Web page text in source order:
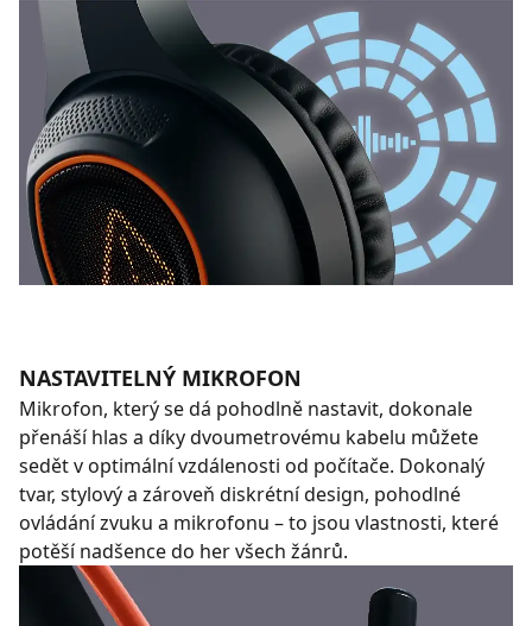
NASTAVITELNÝ MIKROFON
Mikrofon, který se dá pohodlně nastavit, dokonale
přenáší hlas a díky dvoumetrovému kabelu můžete
sedět v optimální vzdálenosti od počítače. Dokonalý
tvar, stylový a zároveň diskrétní design, pohodlné
ovládání zvuku a mikrofonu – to jsou vlastnosti, které
potěší nadšence do her všech žánrů.